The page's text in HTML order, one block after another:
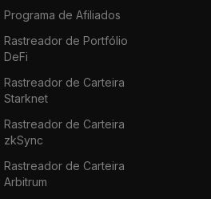
Programa de Afiliados
Rastreador de Portfólio
DeFi
Rastreador de Carteira
Starknet
Rastreador de Carteira
zkSync
Rastreador de Carteira
Arbitrum